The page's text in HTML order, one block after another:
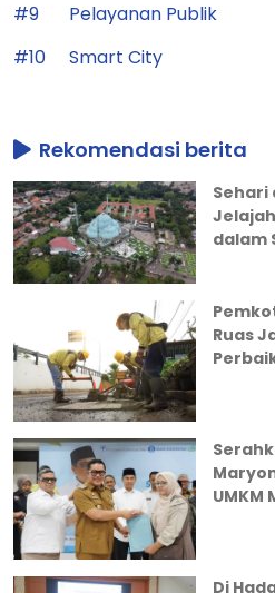
#9
Pelayanan Publik
#10
Smart City
Rekomendasi berita
Sehari
dalam
Ruas
UMKM
Di